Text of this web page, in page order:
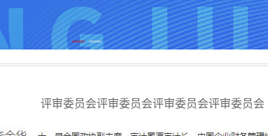
评审委员会评审委员会评审委员会评审委员会